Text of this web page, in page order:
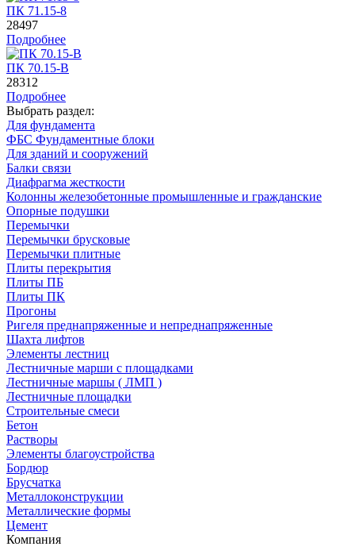
ПК 71.15-8
28497
Подробнее
ПК 70.15-B
28312
Подробнее
Выбрать раздел:
Для фундамента
ФБС Фундаментные блоки
Для зданий и сооружений
Балки связи
Диафрагма жесткости
Колонны железобетонные промышленные и гражданские
Опорные подушки
Перемычки
Перемычки брусковые
Перемычки плитные
Плиты перекрытия
Плиты ПБ
Плиты ПК
Прогоны
Ригеля преднапряженные и непреднапряженные
Шахта лифтов
Элементы лестниц
Лестничные марши с площадками
Лестничные маршы ( ЛМП )
Лестничные площадки
Строительные смеси
Бетон
Растворы
Элементы благоустройства
Бордюр
Брусчатка
Металлоконструкции
Металлические формы
Цемент
Компания